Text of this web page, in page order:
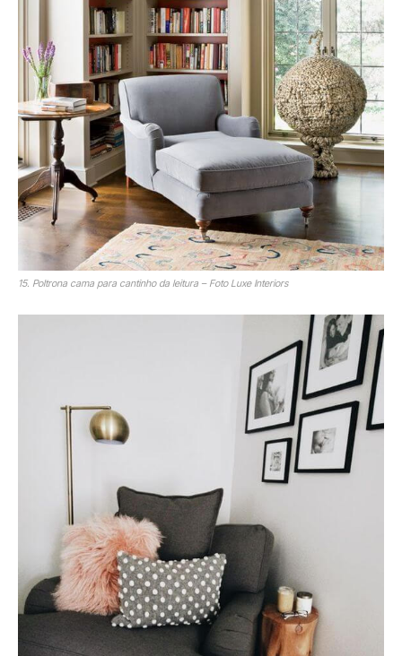
15. Poltrona cama para cantinho da leitura – Foto Luxe Interiors